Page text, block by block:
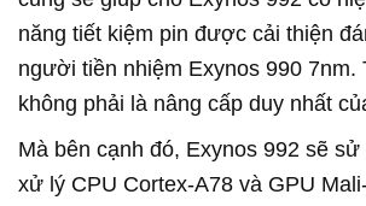
năng tiết kiệm pin được cải thiện
người tiền nhiệm Exynos 990 7nm.
không phải là nâng cấp duy nhất
Mà bên cạnh đó, Exynos 992 sẽ
xử lý CPU Cortex-A78 và GPU